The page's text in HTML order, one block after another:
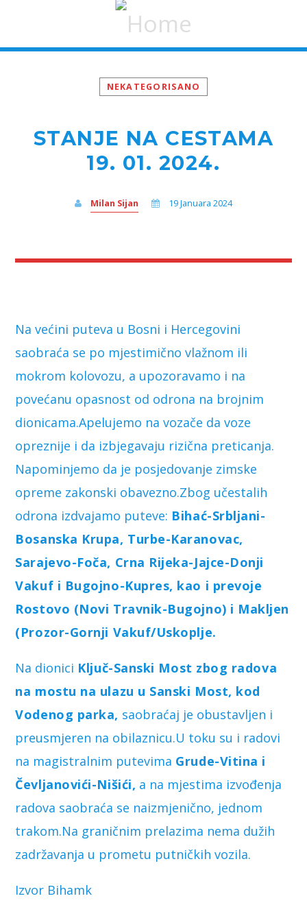
NEKATEGORISANO
STANJE NA CESTAMA
19. 01. 2024.
Milan Sijan 19 Januara 2024
Na većini puteva u Bosni i Hercegovini
saobraća se po mjestimično vlažnom ili
mokrom kolovozu, a upozoravamo i na
povećanu opasnost od odrona na brojnim
dionicama.Apelujemo na vozače da voze
opreznije i da izbjegavaju rizična preticanja.
Napominjemo da je posjedovanje zimske
opreme zakonski obavezno.Zbog učestalih
odrona izdvajamo puteve: Bihać-Srbljani-
Bosanska Krupa, Turbe-Karanovac,
Sarajevo-Foča, Crna Rijeka-Jajce-Donji
Vakuf i Bugojno-Kupres, kao i prevoje
Rostovo (Novi Travnik-Bugojno) i Makljen
(Prozor-Gornji Vakuf/Uskoplje.
Na dionici Ključ-Sanski Most zbog radova
na mostu na ulazu u Sanski Most, kod
Vodenog parka, saobraćaj je obustavljen i
preusmjeren na obilaznicu.U toku su i radovi
na magistralnim putevima Grude-Vitina i
Čevljanovići-Nišići, a na mjestima izvođenja
radova saobraća se naizmjenično, jednom
trakom.Na graničnim prelazima nema dužih
zadržavanja u prometu putničkih vozila.
Izvor Bihamk